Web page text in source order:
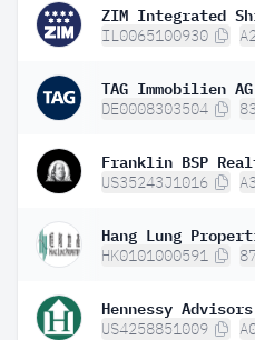
ZIM Integrated
IL0065100930
TAG Immobilien AG
DE0008303504
Franklin BSP
US35243J1016
Hang Lung
HK0101000591
Hennessy
US4258851009